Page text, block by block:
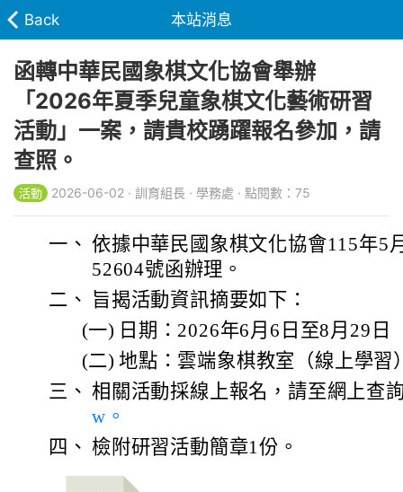
Back 本站消息
函轉中華民國象棋文化協會舉辦
「2026年夏季兒童象棋文化藝術研習
活動」一案，請貴校踴躍報名參加，請
查照。
活動 2026-06-02 · 訓育組長 · 學務處 · 點閱數：75
一、 依據中華民國象棋文化協會115年5
52604號函辦理。
二、 旨揭活動資訊摘要如下：
(一) 日期：2026年6月6日至8月29日
(二) 地點：雲端象棋教室（線上學習
三、 相關活動採線上報名，請至網上查
w。
四、 檢附研習活動簡章1份。